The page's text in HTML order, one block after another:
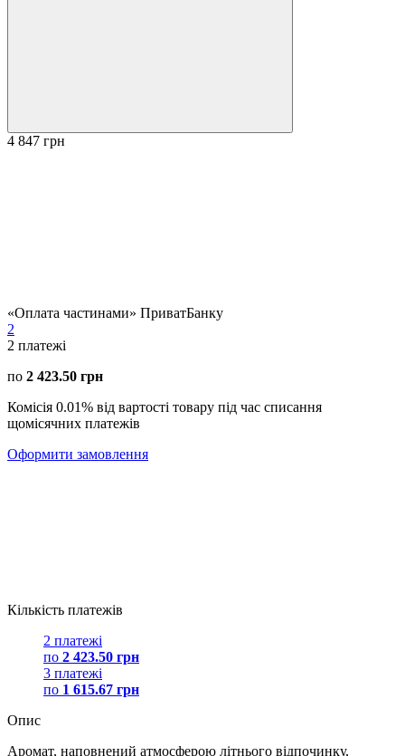
4 847 грн
«Оплата частинами» ПриватБанку
2
2 платежі
по 2 423.50 грн
Комісія 0.01% від вартості товару під час списання
щомісячних платежів
Оформити замовлення
Кількість платежів
2 платежі
по 2 423.50 грн
3 платежі
по 1 615.67 грн
Опис
Аромат, наповнений атмосферою літнього відпочинку,